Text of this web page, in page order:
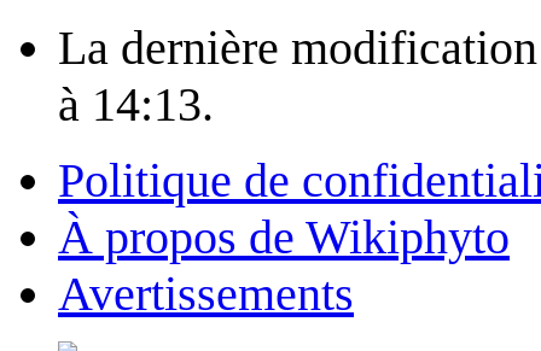
La dernière
à 14:13.
Politique de
À propos de Wikiphyto
Avertissements